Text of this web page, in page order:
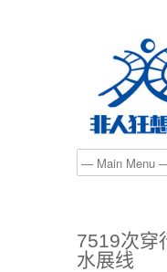
7519次穿
水展线